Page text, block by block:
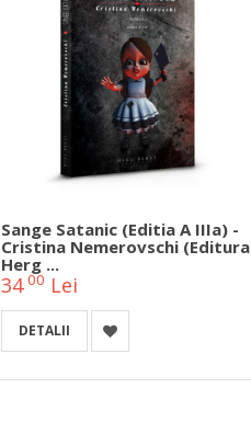
Sange Satanic (editia A IIIa) -
Cristina Nemerovschi (Editura
Herg ...
34 00 Lei
DETALII